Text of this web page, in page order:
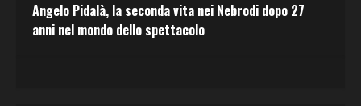
Angelo Pidalà, la seconda vita nei Nebrodi dopo 27
anni nel mondo dello spettacolo